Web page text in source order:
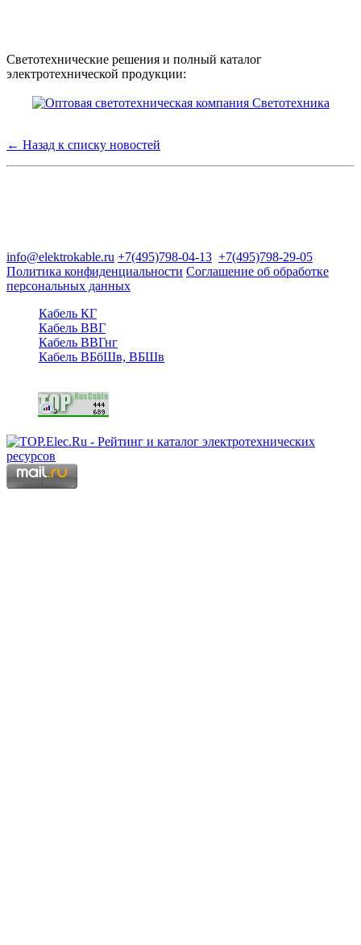
Светотехнические решения и полный каталог
электротехнической продукции:
← Назад к списку новостей
info@elektrokable.ru +7(495)798-04-13 +7(495)798-29-05
Политика конфиденциальности Соглашение об обработке
персональных данных
Кабель КГ
Кабель ВВГ
Кабель ВВГнг
Кабель ВБбШв, ВБШв